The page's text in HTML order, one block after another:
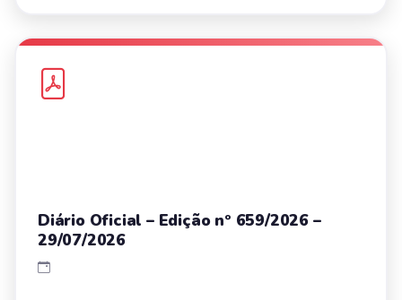
Diário Oficial – Edição nº 659/2026 –
29/07/2026